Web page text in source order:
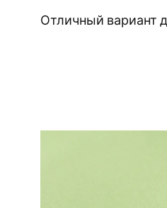
Отличный вариант